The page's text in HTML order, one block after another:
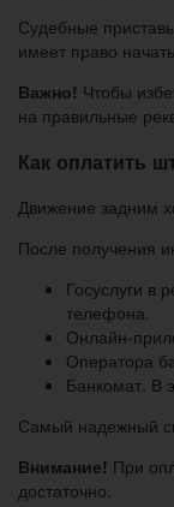
Судебные
имеет право
Важно! Чтобы
на правильные
Как оплатить
Движение задним
После получения
Госуслуги в
телефона.
Онлайн-
Оператора
Банкомат. В
Самый надежный
Внимание! При
достаточно.